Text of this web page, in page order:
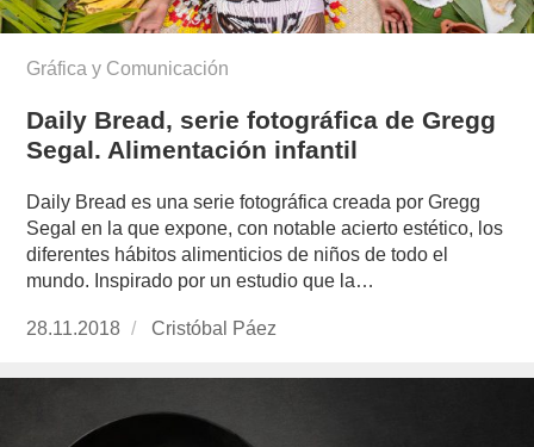
Gráfica y Comunicación
Daily Bread, serie fotográfica de Gregg
Segal. Alimentación infantil
Daily Bread es una serie fotográfica creada por Gregg
Segal en la que expone, con notable acierto estético, los
diferentes hábitos alimenticios de niños de todo el
mundo. Inspirado por un estudio que la…
Publicado
28.11.2018
https://www.experimenta.es/author/cristobal-
Cristóbal Páez